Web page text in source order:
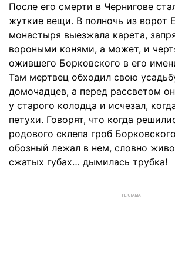
После его смерти в Чернигове
жуткие вещи. В полночь из ворот
монастыря выезжала карета,
вороными конями, а может, и
ожившего Борковского в его
Там мертвец обходил свою
домочадцев, а перед рассветом
у старого колодца и исчезал,
петухи. Говорят, что когда
родового склепа гроб
обозный лежал в нем, словно
сжатых губах… дымилась трубка!
РЕКЛАМА